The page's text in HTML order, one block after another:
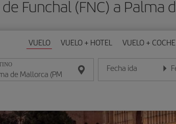
Funchal (FNC) a
VUELO VUELO + HOTEL VUELO + COCHE
Fecha ida
Introduce la fecha en